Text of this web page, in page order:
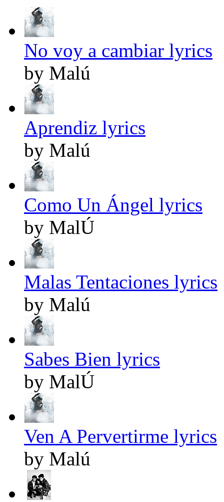
No voy a cambiar lyrics
by Malú
Aprendiz lyrics
by Malú
Como Un Ángel lyrics
by MalÚ
Malas Tentaciones lyrics
by Malú
Sabes Bien lyrics
by MalÚ
Ven A Pervertirme lyrics
by Malú